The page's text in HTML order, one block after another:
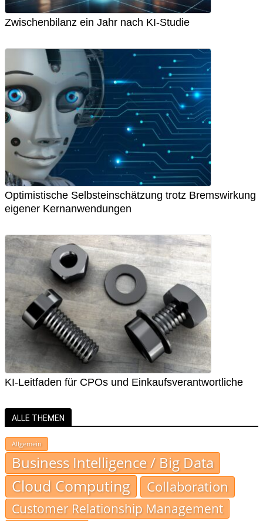
Zwischenbilanz ein Jahr nach KI-Studie
Optimistische Selbsteinschätzung trotz Bremswirkung
eigener Kernanwendungen
KI-Leitfaden für CPOs und Einkaufsverantwortliche
ALLE THEMEN
Allgemein
Business Intelligence / Big Data
Cloud Computing Collaboration
Customer Relationship Management